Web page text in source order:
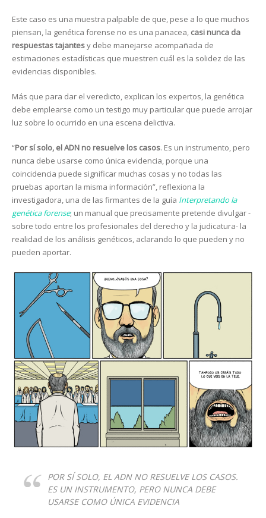
Este caso es una muestra palpable de que, pese a lo que muchos
piensan, la genética forense no es una panacea, casi nunca da
respuestas tajantesy debe manejarse acompañada de
estimaciones estadísticas que muestren cuál es la solidez de las
evidencias disponibles.
Más que para dar el veredicto, explican los expertos, la genética
debe emplearse como un testigo muy particular que puede arrojar
luz sobre lo ocurrido en una escena delictiva.
“Por sí solo, el ADN no resuelve los casos. Es un instrumento, pero
nunca debe usarse como única evidencia, porque una
coincidencia puede significar muchas cosas y no todas las
pruebas aportan la misma información”, reflexiona la
investigadora, una de las firmantes de la guía Interpretando la
genética forense; un manual que precisamente pretende divulgar -
sobre todo entre los profesionales del derecho y la judicatura- la
realidad de los análisis genéticos, aclarando lo que pueden y no
pueden aportar.
POR SÍ SOLO, EL ADN NO RESUELVE LOS CASOS.
ES UN INSTRUMENTO, PERO NUNCA DEBE
USARSE COMO ÚNICA EVIDENCIA